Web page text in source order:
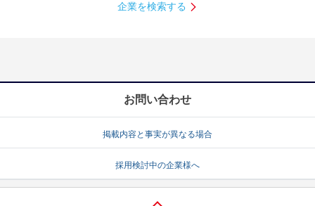
【4年生】
説明会を探す
就活ノウハウ・サポート
就活ノウハウが満載！ お役立ち記事・相談室など
企業を検索する
お問い合わせ
掲載内容と事実が異なる場合
採用検討中の企業様へ